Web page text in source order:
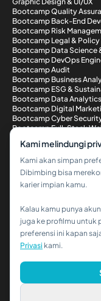
Bootcamp Quality
Bootcamp Back-End
Bootcamp Risk
Bootcamp Legal & Policy
Bootcamp Data Science
Bootcamp DevOps
Bootcamp Audit
Bootcamp Business
Bootcamp ESG &
Bootcamp Data Analytics
Bootcamp Digital
Bootcamp Cyber
Bootcamp Full-Stack
Metode
© 2026 PT
Kami melindungi
Kami akan simpan
Dibimbing bisa
karier impian kamu.
Kalau kamu punya
juga ke profilmu untuk
preferensi ini kapan
Privasi kami.